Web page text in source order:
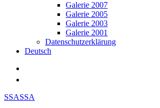
Galerie 2007
Galerie 2005
Galerie 2003
Galerie 2001
Datenschutzerklärung
Deutsch
SSASSA